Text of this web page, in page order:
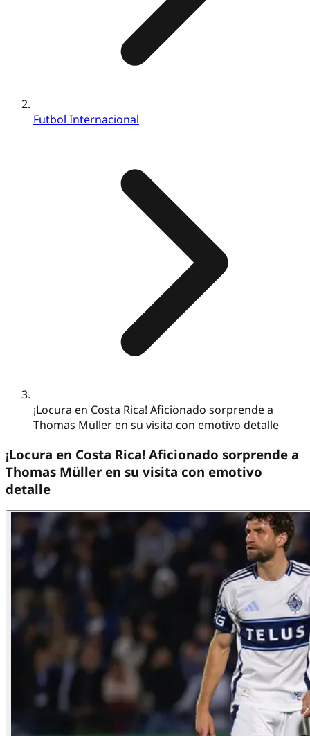
Futbol Internacional
¡Locura en Costa Rica! Aficionado sorprende a
Thomas Müller en su visita con emotivo detalle
¡Locura en Costa Rica! Aficionado sorprende a
Thomas Müller en su visita con emotivo
detalle